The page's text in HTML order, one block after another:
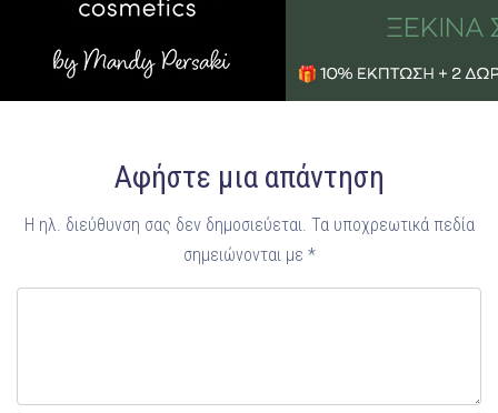
Αφήστε μια απάντηση
Η ηλ. διεύθυνση σας δεν δημοσιεύεται. Τα υποχρεωτικά πεδία
σημειώνονται με *